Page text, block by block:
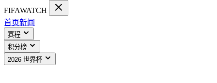
FIFAWATCH
首页新闻
赛程
积分榜
2026 世界杯